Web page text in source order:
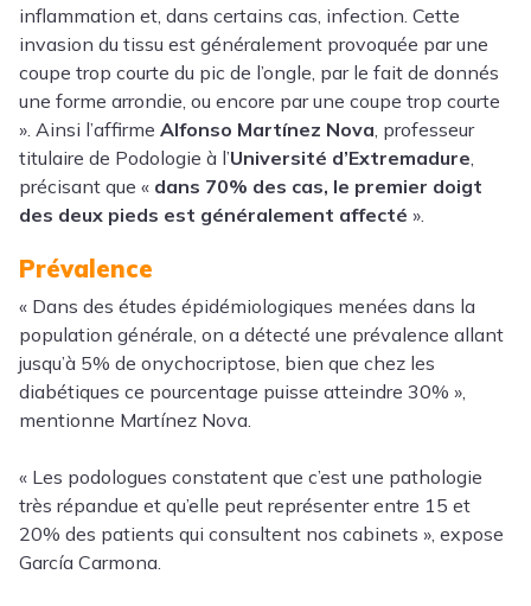
inflammation et, dans certains cas, infection. Cette
invasion du tissu est généralement provoquée par une
coupe trop courte du pic de l’ongle, par le fait de donnés
une forme arrondie, ou encore par une coupe trop courte
». Ainsi l’affirme Alfonso Martínez Nova, professeur
titulaire de Podologie à l’Université d’Extremadure,
précisant que « dans 70% des cas, le premier doigt
des deux pieds est généralement affecté ».
Prévalence
« Dans des études épidémiologiques menées dans la
population générale, on a détecté une prévalence allant
jusqu’à 5% de onychocriptose, bien que chez les
diabétiques ce pourcentage puisse atteindre 30% »,
mentionne Martínez Nova.
« Les podologues constatent que c’est une pathologie
très répandue et qu’elle peut représenter entre 15 et
20% des patients qui consultent nos cabinets », expose
García Carmona.